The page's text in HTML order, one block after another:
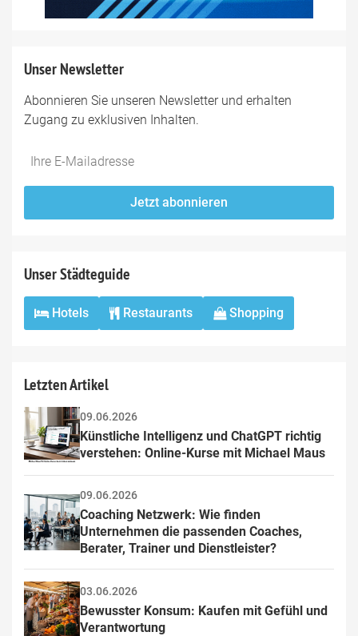
Unser Newsletter
Abonnieren Sie unseren Newsletter und erhalten
Zugang zu exklusiven Inhalten.
Do
*Ihre
Jetzt abonnieren
Unser Städteguide
Hotels Restaurants Shopping
Letzten Artikel
09.06.2026
Künstliche Intelligenz und ChatGPT richtig
verstehen: Online-Kurse mit Michael Maus
09.06.2026
Coaching Netzwerk: Wie finden
Unternehmen die passenden Coaches,
Berater, Trainer und Dienstleister?
03.06.2026
Bewusster Konsum: Kaufen mit Gefühl und
Verantwortung